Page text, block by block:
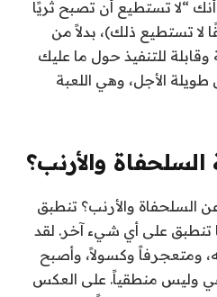
“لا تستطيع أن تصبح ثريًا
لا تستطيع ذلك)، بدلاً من
للتنفيذ حول ما عليك
طويلة الأجل، وهي اللعبة
والأرنب؟
السلحفاة والأرنب؟ تنطبق
تنطبق على أي شيء آخر. لقد
ومتعجرفاً وكسولاً، وأصبح
وليس منطقياً. على العكس